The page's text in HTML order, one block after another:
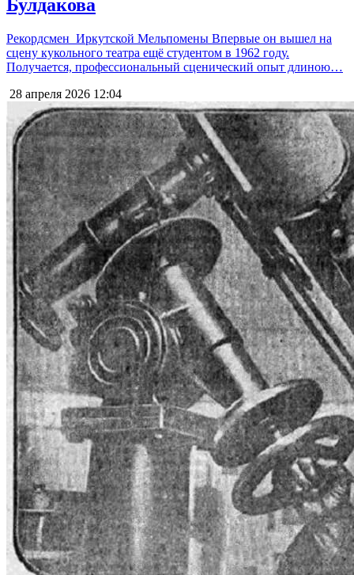
Булдакова
Рекордсмен Иркутской Мельпомены Впервые он вышел на
сцену кукольного театра ещё студентом в 1962 году.
Получается, профессиональный сценический опыт длиною…
28 апреля 2026 12:04